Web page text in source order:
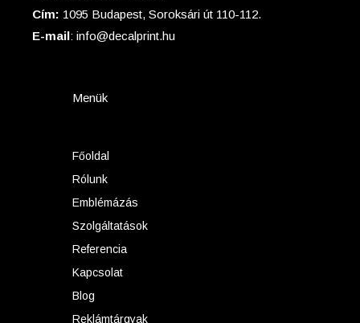
Cím: 1095 Budapest, Soroksári út 110-112.
E-mail: info@decalprint.hu
Menük
Főoldal
Rólunk
Emblémázás
Szolgáltatások
Referencia
Kapcsolat
Blog
Reklámtárgyak